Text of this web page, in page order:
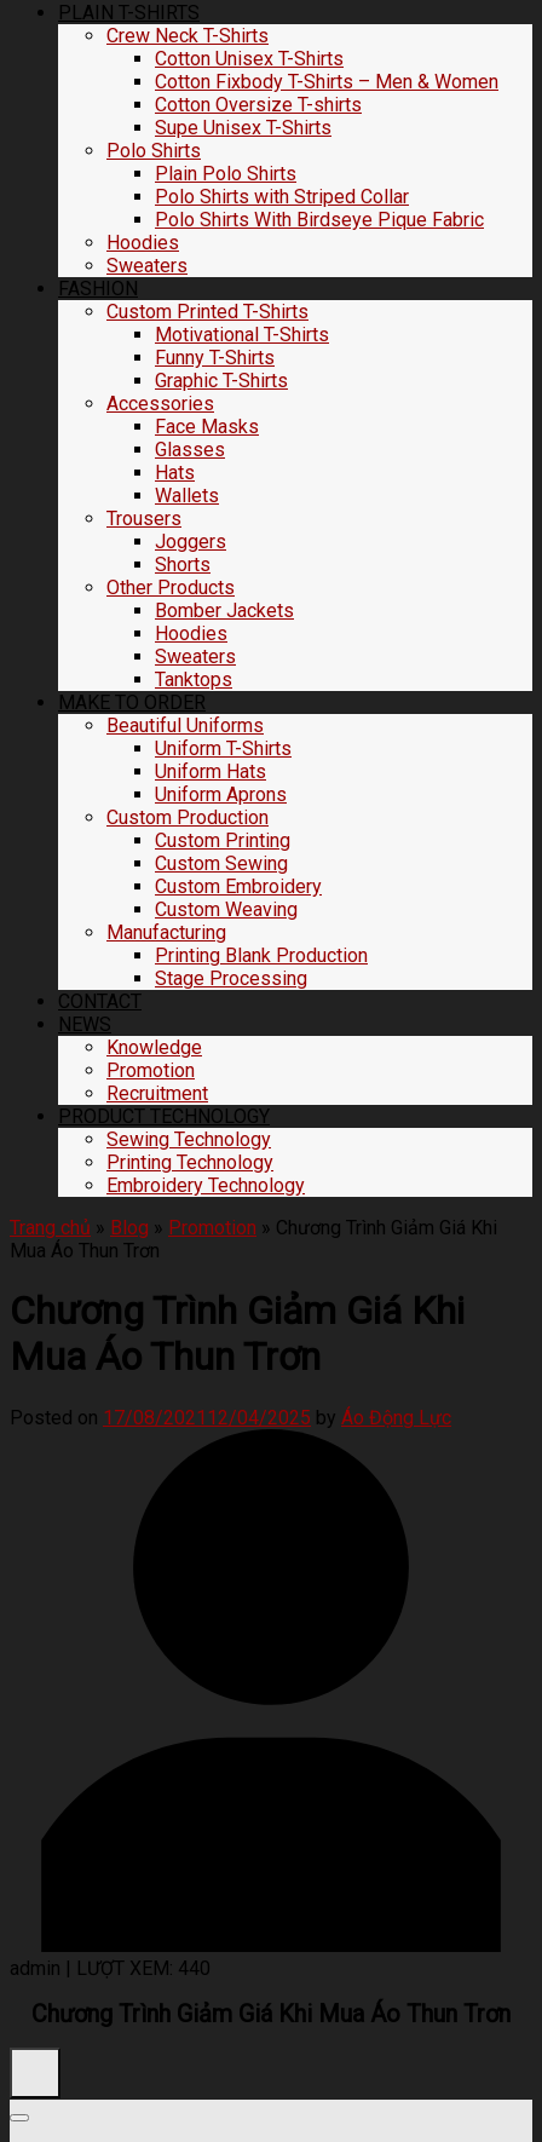
PLAIN T-SHIRTS
Crew Neck T-Shirts
Cotton Unisex T-Shirts
Cotton Fixbody T-Shirts – Men & Women
Cotton Oversize T-shirts
Supe Unisex T-Shirts
Polo Shirts
Plain Polo Shirts
Polo Shirts with Striped Collar
Polo Shirts With Birdseye Pique Fabric
Hoodies
Sweaters
FASHION
Custom Printed T-Shirts
Motivational T-Shirts
Funny T-Shirts
Graphic T-Shirts
Accessories
Face Masks
Glasses
Hats
Wallets
Trousers
Joggers
Shorts
Other Products
Bomber Jackets
Hoodies
Sweaters
Tanktops
MAKE TO ORDER
Beautiful Uniforms
Uniform T-Shirts
Uniform Hats
Uniform Aprons
Custom Production
Custom Printing
Custom Sewing
Custom Embroidery
Custom Weaving
Manufacturing
Printing Blank Production
Stage Processing
CONTACT
NEWS
Knowledge
Promotion
Recruitment
PRODUCT TECHNOLOGY
Sewing Technology
Printing Technology
Embroidery Technology
Trang chủ » Blog » Promotion » Chương Trình Giảm Giá Khi
Mua Áo Thun Trơn
Chương Trình Giảm Giá Khi
Mua Áo Thun Trơn
Posted on 17/08/2021 12/04/2025 by Áo Động Lực
admin | LƯỢT XEM: 440
Chương Trình Giảm Giá Khi Mua Áo Thun Trơn